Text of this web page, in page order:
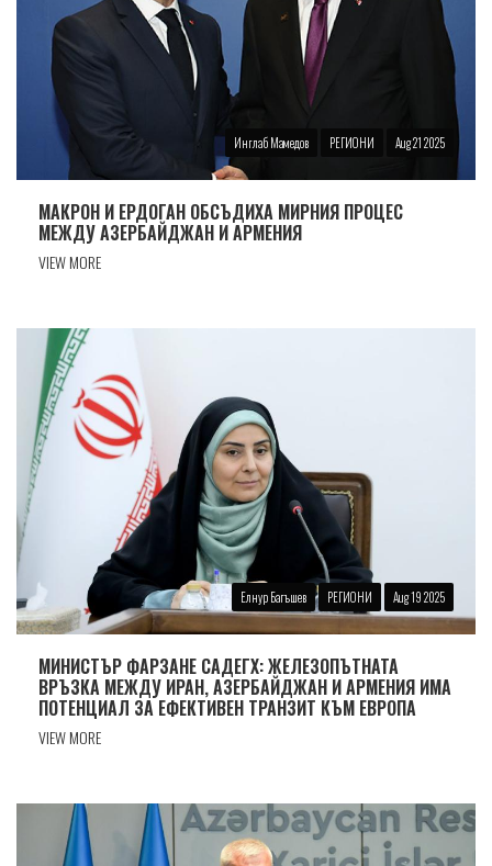
Инглаб Мамедов РЕГИОНИ Aug 21 2025
МАКРОН И ЕРДОГАН ОБСЪДИХА МИРНИЯ ПРОЦЕС
МЕЖДУ АЗЕРБАЙДЖАН И АРМЕНИЯ
VIEW MORE
Елнур Багъшев РЕГИОНИ Aug 19 2025
МИНИСТЪР ФАРЗАНЕ САДЕГХ: ЖЕЛЕЗОПЪТНАТА
ВРЪЗКА МЕЖДУ ИРАН, АЗЕРБАЙДЖАН И АРМЕНИЯ ИМА
ПОТЕНЦИАЛ ЗА ЕФЕКТИВЕН ТРАНЗИТ КЪМ ЕВРОПА
VIEW MORE